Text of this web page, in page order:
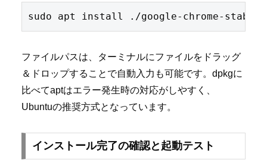
ファイルパスは、ターミナルにファイルをドラッグ
＆ドロップすることで自動入力も可能です。dpkgに
比べてaptはエラー発生時の対応がしやすく、
Ubuntuの推奨方式となっています。
インストール完了の確認と起動テスト